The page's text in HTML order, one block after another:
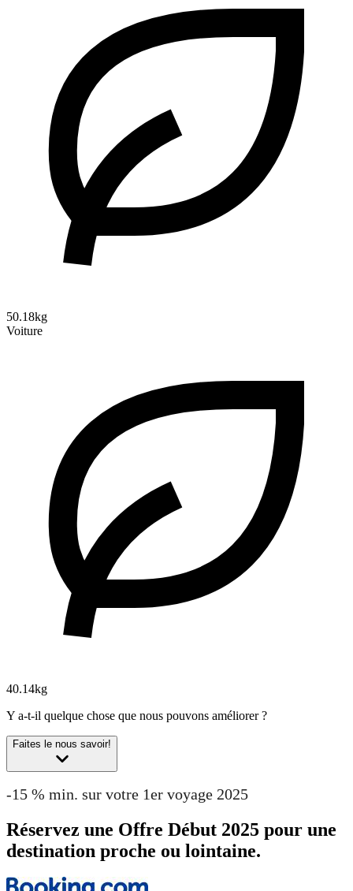
50.18kg
Voiture
40.14kg
Y a-t-il quelque chose que nous pouvons améliorer ?
Faites le nous savoir!
-15 % min. sur votre 1er voyage 2025
Réservez une Offre Début 2025 pour une
destination proche ou lointaine.